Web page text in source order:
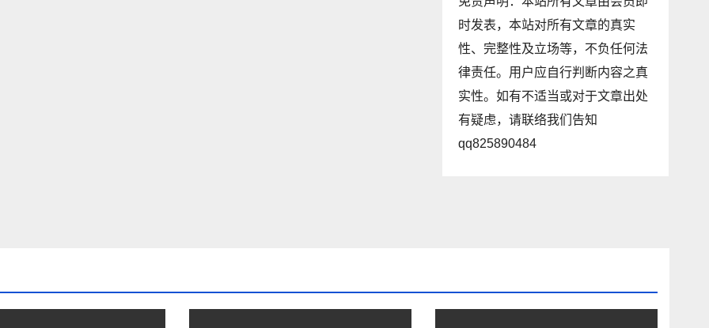
时发表，本站对所有文章的真实
性、完整性及立场等，不负任何法
律责任。用户应自行判断内容之真
实性。如有不适当或对于文章出处
有疑虑，请联络我们告知
qq825890484